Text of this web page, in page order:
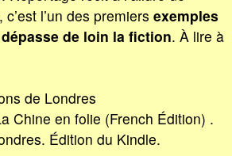
l’un des premiers exemples
de loin la fiction. À lire à
de Londres
Chine en folie (French Édition) .
Édition du Kindle.